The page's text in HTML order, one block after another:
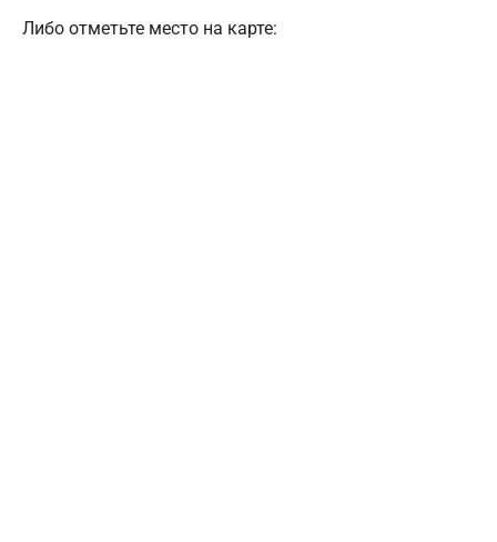
Либо отметьте место на карте: